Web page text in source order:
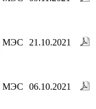
МЭС 21.10.2021
МЭС 06.10.2021